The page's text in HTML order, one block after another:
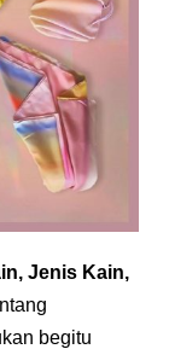
Jenis Kain,
begitu